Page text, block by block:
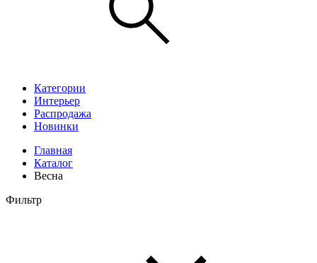
Категории
Интерьер
Распродажа
Новинки
Главная
Каталог
Весна
Фильтр